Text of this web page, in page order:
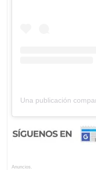
Una publicación
Anuncios.